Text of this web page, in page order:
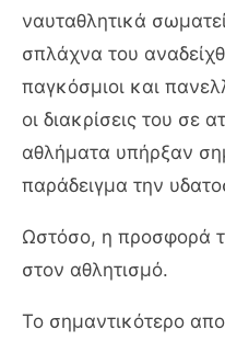
ναυταθλητικά
σπλάχνα του
παγκόσμιοι και
οι διακρίσεις του σε
αθλήματα υπήρξαν
παράδειγμα την
Ωστόσο, η προσφορά
στον αθλητισμό.
Το σημαντικότερο